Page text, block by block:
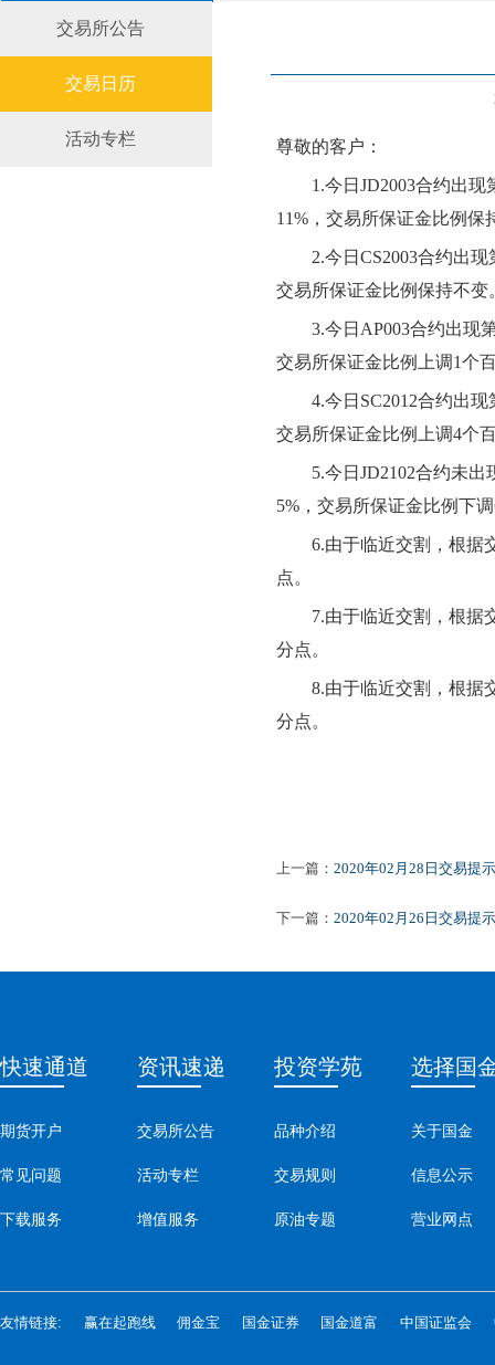
交易所公告
交易日历
活动专栏 尊敬的客户：
1.今日 JD2003合约出现
11%，交易所保证金比例保
2.今日 CS2003合约出现
交易所保证金比例保持不变
3.今日 AP003合约出现
交易所保证金比例
上调1个
4.今日 SC2012合约出现
交易所保证金比例
上调4个
5.今日 JD2102合约未出
5%，交易所保证金比例下调
6.由于临近交割，根据
点。
7.由于临近交割，根据
分点。
8.由于临近交割，根据
分点。
上一篇： 2020年02月28日交易提示
下一篇： 2020年02月26日交易提
快速通道
期货开户
常见问题
下载服务
资讯速递
交易所公告
活动专栏
增值服务
投资学苑
品种介绍
交易规则
原油专题
选择国
关于国金
信息公示
营业网点
友情链接: 赢在起跑线 佣金宝 国金证券 国金道富 中国证监会